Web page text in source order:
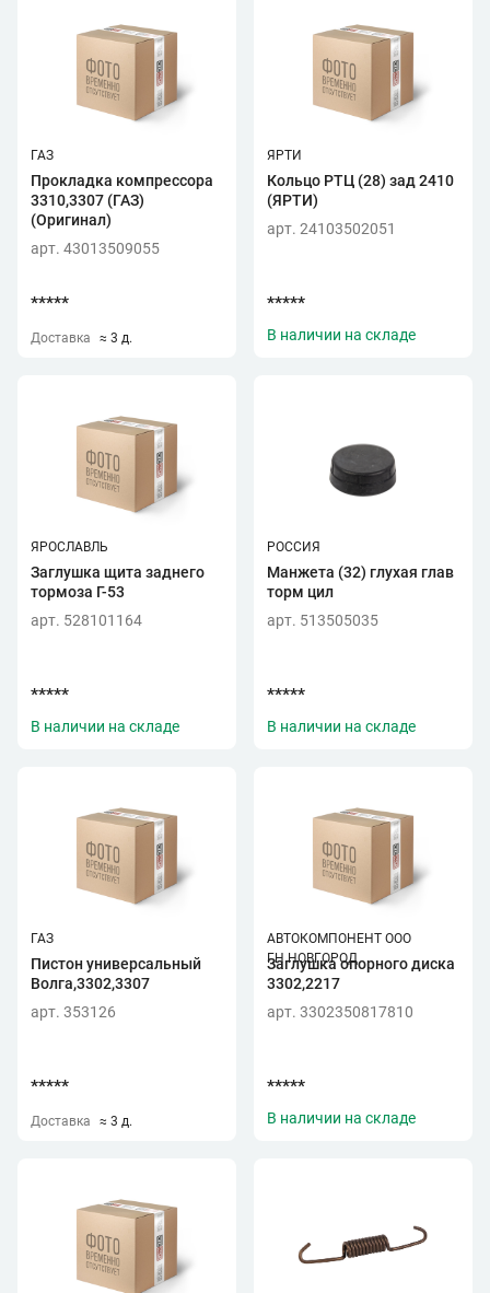
ГАЗ
Прокладка компрессора
3310,3307 (ГАЗ)
(Оригинал)
арт. 43013509055
*****
Доставка ≈ 3 д.
ЯРТИ
Кольцо РТЦ (28) зад 2410
(ЯРТИ)
арт. 24103502051
*****
В наличии на складе
ЯРОСЛАВЛЬ
Заглушка щита заднего
тормоза Г-53
арт. 528101164
*****
В наличии на складе
РОССИЯ
Манжета (32) глухая глав
торм цил
арт. 513505035
*****
В наличии на складе
ГАЗ
Пистон универсальный
Волга,3302,3307
арт. 353126
*****
Доставка ≈ 3 д.
АВТОКОМПОНЕНТ ООО
Г.Н.НОВГОРОД
Заглушка опорного диска
3302,2217
арт. 3302350817810
*****
В наличии на складе